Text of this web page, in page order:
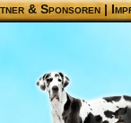
& Sponsoren|